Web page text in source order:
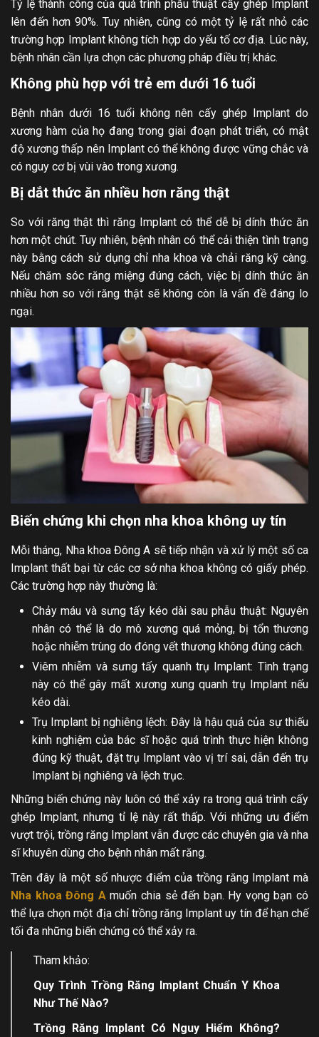
Tỷ lệ thành công của quá trình phẫu thuật cấy ghép Implant
lên đến hơn 90%. Tuy nhiên, cũng có một tỷ lệ rất nhỏ các
trường hợp Implant không tích hợp do yếu tố cơ địa. Lúc này,
bệnh nhân cần lựa chọn các phương pháp điều trị khác.
Không phù hợp với trẻ em dưới 16 tuổi
Bệnh nhân dưới 16 tuổi không nên cấy ghép Implant do
xương hàm của họ đang trong giai đoạn phát triển, có mật
độ xương thấp nên Implant có thể không được vững chắc và
có nguy cơ bị vùi vào trong xương.
Bị dắt thức ăn nhiều hơn răng thật
So với răng thật thì răng Implant có thể dễ bị dính thức ăn
hơn một chút. Tuy nhiên, bệnh nhân có thể cải thiện tình trạng
này bằng cách sử dụng chỉ nha khoa và chải răng kỹ càng.
Nếu chăm sóc răng miệng đúng cách, việc bị dính thức ăn
nhiều hơn so với răng thật sẽ không còn là vấn đề đáng lo
ngại.
Biến chứng khi chọn nha khoa không uy tín
Mỗi tháng, Nha khoa Đông A sẽ tiếp nhận và xử lý một số ca
Implant thất bại từ các cơ sở nha khoa không có giấy phép.
Các trường hợp này thường là:
Chảy máu và sưng tấy kéo dài sau phẫu thuật: Nguyên
nhân có thể là do mô xương quá mỏng, bị tổn thương
hoặc nhiễm trùng do đóng vết thương không đúng cách.
Viêm nhiễm và sưng tấy quanh trụ Implant: Tình trạng
này có thể gây mất xương xung quanh trụ Implant nếu
kéo dài.
Trụ Implant bị nghiêng lệch: Đây là hậu quả của sự thiếu
kinh nghiệm của bác sĩ hoặc quá trình thực hiện không
đúng kỹ thuật, đặt trụ Implant vào vị trí sai, dẫn đến trụ
Implant bị nghiêng và lệch trục.
Những biến chứng này luôn có thể xảy ra trong quá trình cấy
ghép Implant, nhưng tỉ lệ này rất thấp. Với những ưu điểm
vượt trội, trồng răng Implant vẫn được các chuyên gia và nha
sĩ khuyên dùng cho bệnh nhân mất răng.
Trên đây là một số nhược điểm của trồng răng Implant mà
Nha khoa Đông Amuốn chia sẻ đến bạn. Hy vọng bạn có
thể lựa chọn một địa chỉ trồng răng Implant uy tín để hạn chế
tối đa những biến chứng có thể xảy ra.
Tham khảo:
Quy Trình Trồng Răng ImplantChuẩn Y Khoa
Như Thế Nào?
Trồng Răng Implant Có Nguy Hiểm Không?